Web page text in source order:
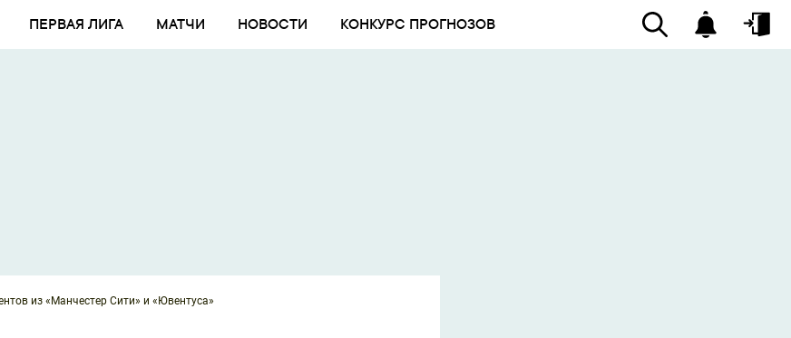
ПЕРВАЯ ЛИГА МАТЧИ НОВОСТИ КОНКУРС ПРОГНОЗОВ
из «Манчестер Сити» и «Ювентуса»